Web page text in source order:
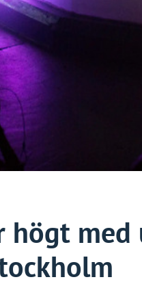
högt med